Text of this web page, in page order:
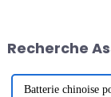
tous...
Recherche
Batterie chinoise